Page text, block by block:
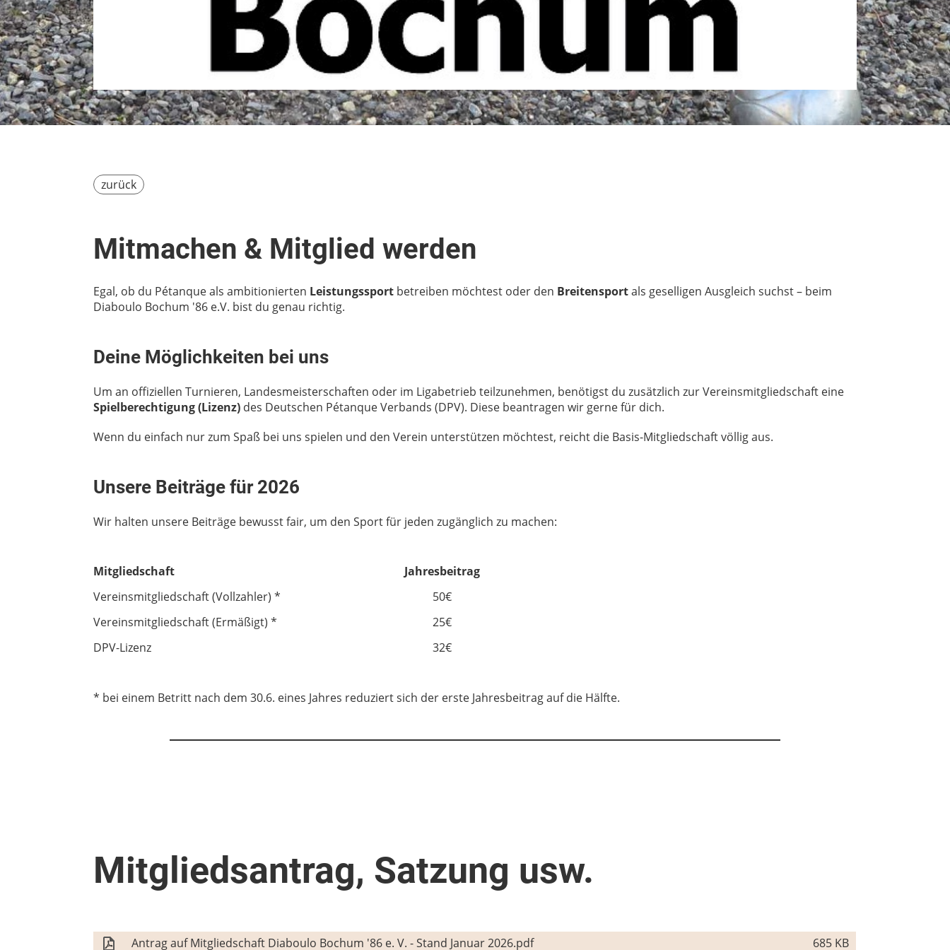
zurück
Mitmachen & Mitglied werden
Egal, ob du Pétanque als ambitionierten Leistungssport betreiben möchtest oder den Breitensportals geselligen Ausgleich suchst – beim
Diaboulo Bochum '86 e.V. bist du genau richtig.
Deine Möglichkeiten bei uns
Um an offiziellen Turnieren, Landesmeisterschaften oder im Ligabetrieb teilzunehmen, benötigst du zusätzlich zur Vereinsmitgliedschaft eine
Spielberechtigung (Lizenz) des Deutschen Pétanque Verbands (DPV). Diese beantragen wir gerne für dich.
Wenn du einfach nur zum Spaß bei uns spielen und den Verein unterstützen möchtest, reicht die Basis-Mitgliedschaft völlig aus.
Unsere Beiträge für 2026
Wir halten unsere Beiträge bewusst fair, um den Sport für jeden zugänglich zu machen:
Mitgliedschaft
Jahresbeitrag
Vereinsmitgliedschaft (Vollzahler) *
50€
Vereinsmitgliedschaft (Ermäßigt) *
25€
DPV-Lizenz
32€
* bei einem Betritt nach dem 30.6. eines Jahres reduziert sich der erste Jahresbeitrag auf die Hälfte.
Mitgliedsantrag, Satzung usw.
Antrag auf Mitgliedschaft Diaboulo Bochum '86 e. V. - Stand Januar 2026.pdf 685 KB